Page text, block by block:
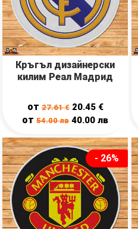
Кръгъл дизайнерски
килим Реал Мадрид
от27.61€ 20.45 €
от54.00лв 40.00лв
- 26%